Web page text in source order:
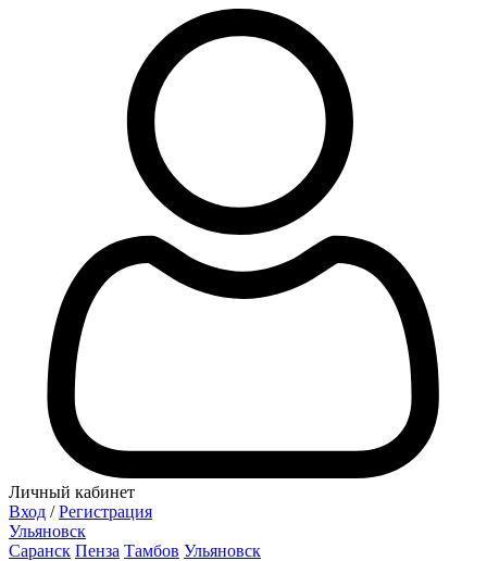
Личный кабинет
Вход / Регистрация
Ульяновск
Саранск Пенза Тамбов Ульяновск